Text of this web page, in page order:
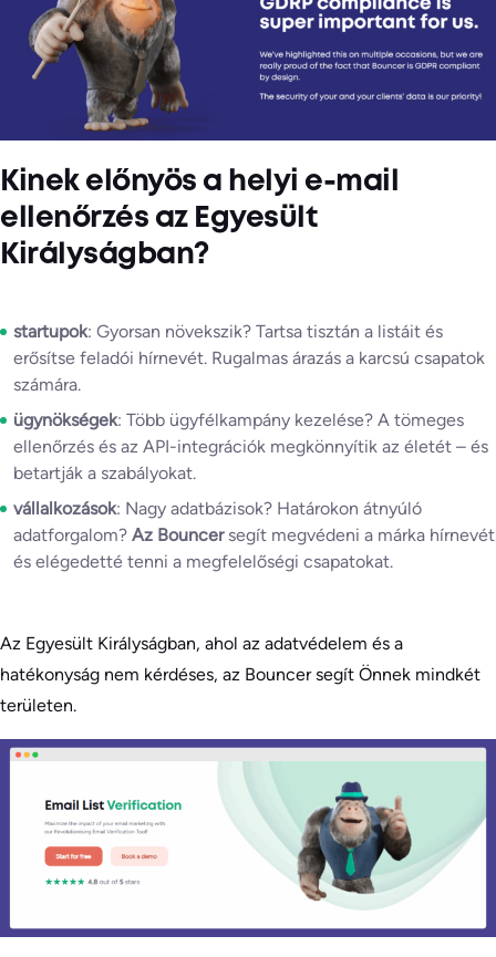
Kinek előnyös a helyi e-mail
ellenőrzés az Egyesült
Királyságban?
startupok: Gyorsan növekszik? Tartsa tisztán a listáit és
erősítse feladói hírnevét. Rugalmas árazás a karcsú csapatok
számára.
ügynökségek: Több ügyfélkampány kezelése? A tömeges
ellenőrzés és az API-integrációk megkönnyítik az életét – és
betartják a szabályokat.
vállalkozások: Nagy adatbázisok? Határokon átnyúló
adatforgalom? Az Bouncersegít megvédeni a márka hírnevét
és elégedetté tenni a megfelelőségi csapatokat.
Az Egyesült Királyságban, ahol az adatvédelem és a
hatékonyság nem kérdéses, az Bouncer segít Önnek mindkét
területen.